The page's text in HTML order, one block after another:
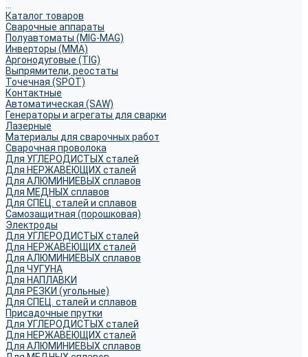
Каталог товаров
Сварочные аппараты
Полуавтоматы (MIG-MAG)
Инверторы (MMA)
Аргонодуговые (TIG)
Выпрямители, реостаты
Точечная (SPOT)
Контактные
Автоматическая (SAW)
Генераторы и агрегаты для сварки
Лазерные
Материалы для сварочных работ
Сварочная проволока
Для УГЛЕРОДИСТЫХ сталей
Для НЕРЖАВЕЮЩИХ сталей
Для АЛЮМИНИЕВЫХ сплавов
Для МЕДНЫХ сплавов
Для СПЕЦ. сталей и сплавов
Самозащитная (порошковая)
Электроды
Для УГЛЕРОДИСТЫХ сталей
Для НЕРЖАВЕЮЩИХ сталей
Для АЛЮМИНИЕВЫХ сплавов
Для ЧУГУНА
Для НАПЛАВКИ
Для РЕЗКИ (угольные)
Для СПЕЦ. сталей и сплавов
Присадочные прутки
Для УГЛЕРОДИСТЫХ сталей
Для НЕРЖАВЕЮЩИХ сталей
Для АЛЮМИНИЕВЫХ сплавов